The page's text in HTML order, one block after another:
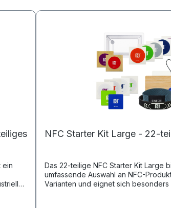
ein
NFC Starter Kit Large - 22-
Das 22-teilige NFC Starter Kit Large
umfassende Auswahl an NFC-
Varianten und eignet sich besonders